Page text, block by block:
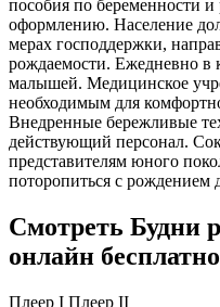
пособия по беременности
оформлению. Население
мерах господдержки,
рождаемости. Ежедневно в
малышей. Медицинское
необходимым для
Внедренные бережливые
действующий персонал.
представителям юного
поторопиться с рождением
Смотреть Будни
онлайн бесплатно
Плеер I Плеер II